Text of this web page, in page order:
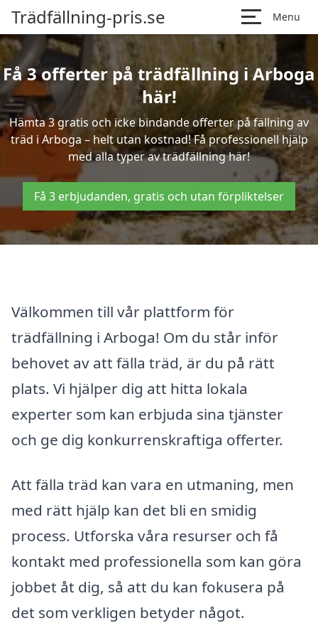
Trädfällning-pris.se Menu
Få 3 offerter på trädfällning i Arboga
här!
Hämta 3 gratis och icke bindande offerter på fällning av
träd i Arboga – helt utan kostnad! Få professionell hjälp
med alla typer av trädfällning här!
Få 3 erbjudanden, gratis och utan förpliktelser
Välkommen till vår plattform för
trädfällning i Arboga! Om du står inför
behovet av att fälla träd, är du på rätt
plats. Vi hjälper dig att hitta lokala
experter som kan erbjuda sina tjänster
och ge dig konkurrenskraftiga offerter.
Att fälla träd kan vara en utmaning, men
med rätt hjälp kan det bli en smidig
process. Utforska våra resurser och få
kontakt med professionella som kan göra
jobbet åt dig, så att du kan fokusera på
det som verkligen betyder något.